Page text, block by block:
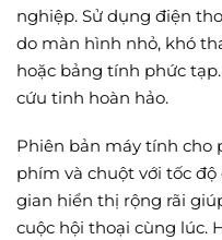
nghiệp. Sử dụng điện
do màn hình nhỏ, khó
hoặc bảng tính phức
cứu tinh hoàn hảo.
Phiên bản máy tính cho
phím và chuột với tốc
gian hiển thị rộng rãi
cuộc hội thoại cùng lúc.